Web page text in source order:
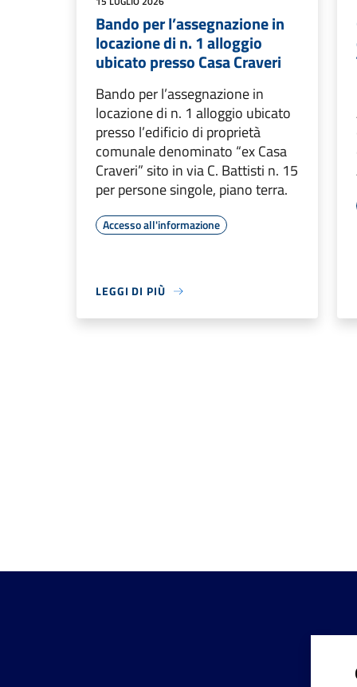
Bando per l’assegnazione in
locazione di n. 1 alloggio
ubicato presso Casa Craveri
Bando per l’assegnazione in
locazione di n. 1 alloggio ubicato
presso l’edificio di proprietà
comunale denominato “ex Casa
Craveri” sito in via C. Battisti n. 15
per persone singole, piano terra.
Accesso all'informazione
LEGGI DI PIÙ